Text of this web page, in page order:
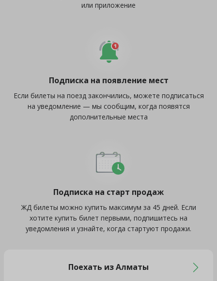
или приложение
Подписка на появление мест
Если билеты на поезд закончились, можете подписаться
на уведомление — мы сообщим, когда появятся
дополнительные места
Подписка на старт продаж
ЖД билеты можно купить максимум за 45 дней. Если
хотите купить билет первыми, подпишитесь на
уведомления и узнайте, когда стартуют продажи.
Поехать из Алматы